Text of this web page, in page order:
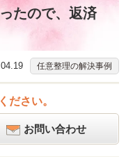
たので、返済
任意整理の解決事例
ださい。
お問い合わせ